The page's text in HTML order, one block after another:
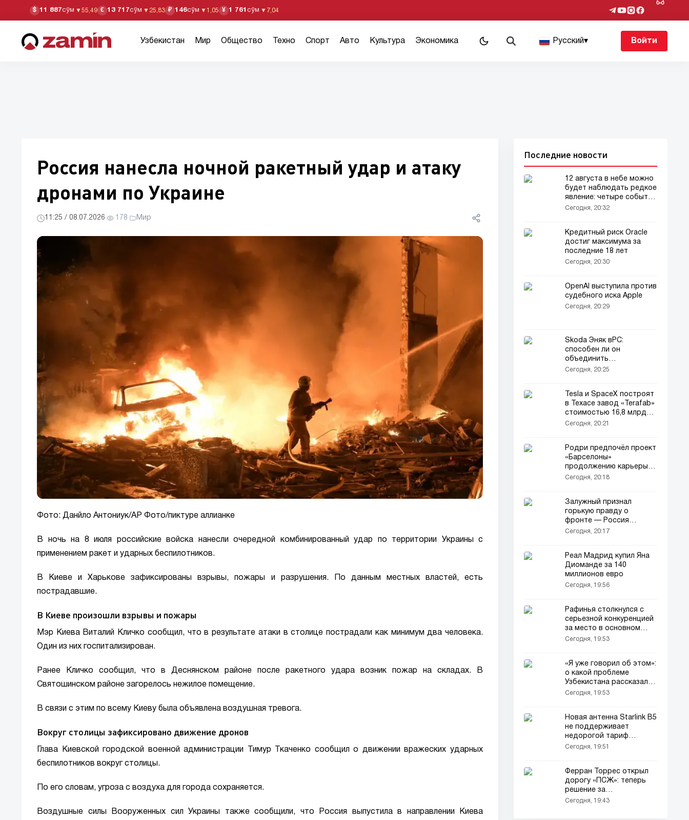
$ 11 887сўм ▼55,49 € 13 717сўм ▼ 25,83 ₽ 146сўм ▼1,05 ¥ 1 761 сўм ▼ 7,04
Узбекистан Мир Общество Техно Спорт Авто Культура Экономика Русский▾ Войти
Россия нанесла ночной ракетный удар и атаку
дронами по Украине
11:25 / 08.07.2026· 178· Мир
Фото: Данйло Антониук/AP Фото/пиктуре аллианке
В ночь на 8 июля российские войска нанесли очередной комбинированный удар по территории Украины с
применением ракет и ударных беспилотников.
В Киеве и Харькове зафиксированы взрывы, пожары и разрушения. По данным местных властей, есть
пострадавшие.
В Киеве произошли взрывы и пожары
Мэр Киева Виталий Кличко сообщил, что в результате атаки в столице пострадали как минимум два человека.
Один из них госпитализирован.
Ранее Кличко сообщил, что в Деснянском районе после ракетного удара возник пожар на складах. В
Святошинском районе загорелось нежилое помещение.
В связи с этим по всему Киеву была объявлена воздушная тревога.
Вокруг столицы зафиксировано движение дронов
Глава Киевской городской военной администрации Тимур Ткаченко сообщил о движении вражеских ударных
беспилотников вокруг столицы.
По его словам, угроза с воздуха для города сохраняется.
Воздушные силы Вооруженных сил Украины также сообщили, что Россия выпустила в направлении Киева
Последние новости
12 августа в небе можно
будет наблюдать редкое
явление: четыре события
одновременно
Сегодня, 20:32
Кредитный риск Oracle
достиг максимума за
последние 18 лет
Сегодня, 20:30
OpenAI выступила против
судебного иска Apple
Сегодня, 20:29
Skoda Эняк вРС:
способен ли он
объединить
повседневность и
Сегодня, 20:25
Tesla и SpaceX построят
в Техасе завод «Terafab»
стоимостью 16,8 млрд
долларов
Сегодня, 20:21
Родри предпочёл проект
«Барселоны»
продолжению карьеры в
«Манчестер Сити»
Сегодня, 20:18
Залужный признал
горькую правду о
фронте — Россия
раскрыла секрет оружия
Сегодня, 20:17
Реал Мадрид купил Яна
Диоманде за 140
миллионов евро
Сегодня, 19:56
Рафинья столкнулся с
серьезной конкуренцией
за место в основном
составе Барселоны
Сегодня, 19:53
«Я уже говорил об этом»:
о какой проблеме
Узбекистана рассказал
Каннаваро?
Сегодня, 19:53
Новая антенна Starlink В5
не поддерживает
недорогой тариф
Стандбй Моде
Сегодня, 19:51
Ферран Торрес открыл
дорогу «ПСЖ»: теперь
решение за
«Барселоной»...
Сегодня, 19:43